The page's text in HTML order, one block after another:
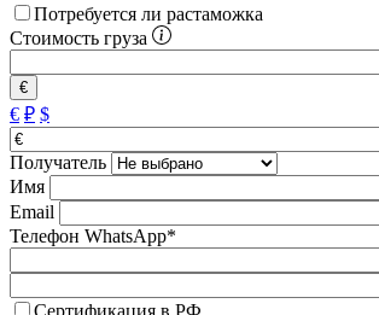
Потребуется ли растаможка
Стоимость груза
€
€ ₽ $
Получатель
Имя
Email
Телефон WhatsApp*
Сертификация в РФ